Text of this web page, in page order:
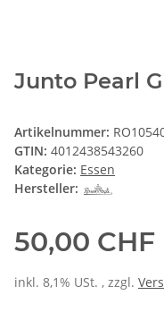
Junto Pearl
Artikelnummer:
GTIN: 4012438543260
Kategorie: Essen
Hersteller:
50,00 CHF
inkl. 8,1% USt. , zzgl.